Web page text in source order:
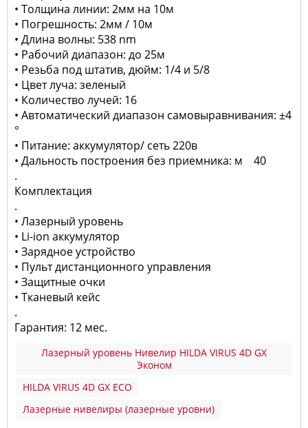
• Толщина линии: 2мм на 10м
• Погрешность: 2мм / 10м
• Длина волны: 538 nm
• Рабочий диапазон: до 25м
• Резьба под штатив, дюйм: 1/4 и 5/8
• Цвет луча: зеленый
• Количество лучей: 16
• Автоматический диапазон самовыравнивания: ±4
°
• Питание: аккумулятор/ сеть 220в
• Дальность построения без приемника: м 40
.
Комплектация
.
• Лазерный уровень
• Li-ion аккумулятор
• Зарядное устройство
• Пульт дистанционного управления
• Защитные очки
• Тканевый кейс
.
Гарантия: 12 мес.
Лазерный уровень Нивелир HILDA VIRUS 4D GX
Эконом
HILDA VIRUS 4D GX ECO
Лазерные нивелиры (лазерные уровни)